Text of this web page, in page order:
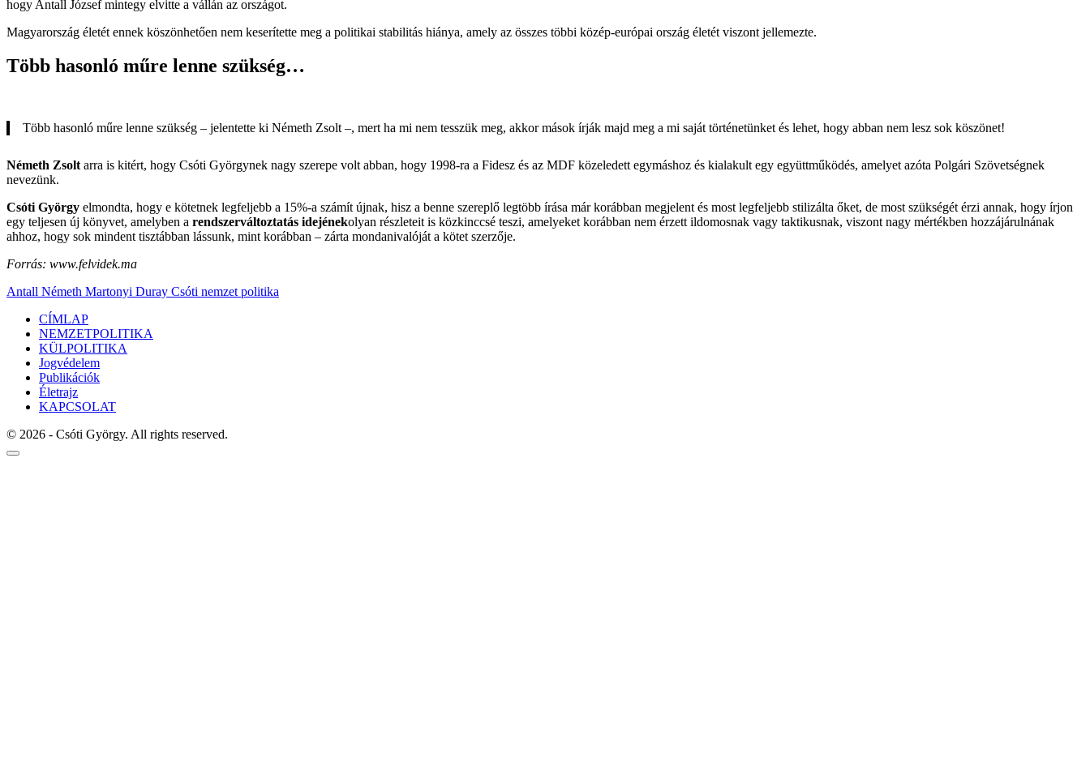
hogy Antall József mintegy elvitte a vállán az országot.
Magyarország életét ennek köszönhetően nem keserítette meg a politikai stabilitás hiánya, amely az összes többi közép-európai ország életét viszont jellemezte.
Több hasonló műre lenne szükség…
Több hasonló műre lenne szükség – jelentette ki Németh Zsolt –, mert ha mi nem tesszük meg, akkor mások írják majd meg a mi saját történetünket és lehet, hogy abban nem lesz sok köszönet!
Németh Zsolt arra is kitért, hogy Csóti Györgynek nagy szerepe volt abban, hogy 1998-ra a Fidesz és az MDF közeledett egymáshoz és kialakult egy együttműködés, amelyet azóta Polgári Szövetségnek
nevezünk.
Csóti György elmondta, hogy e kötetnek legfeljebb a 15%-a számít újnak, hisz a benne szereplő legtöbb írása már korábban megjelent és most legfeljebb stilizálta őket, de most szükségét érzi annak, hogy írjon
egy teljesen új könyvet, amelyben a rendszerváltoztatás idejénekolyan részleteit is közkinccsé teszi, amelyeket korábban nem érzett ildomosnak vagy taktikusnak, viszont nagy mértékben hozzájárulnának
ahhoz, hogy sok mindent tisztábban lássunk, mint korábban – zárta mondanivalóját a kötet szerzője.
Forrás: www.felvidek.ma
Antall Németh Martonyi Duray Csóti nemzet politika
CÍMLAP
NEMZETPOLITIKA
KÜLPOLITIKA
Jogvédelem
Publikációk
Életrajz
KAPCSOLAT
© 2026 - Csóti György. All rights reserved.